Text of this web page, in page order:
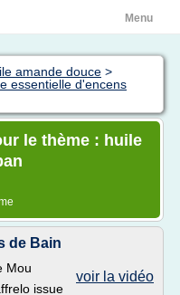
Menu
amande douce >
essentielle d'encens
le thème : huile
de Bain
voir la vidéo
Mou
issue